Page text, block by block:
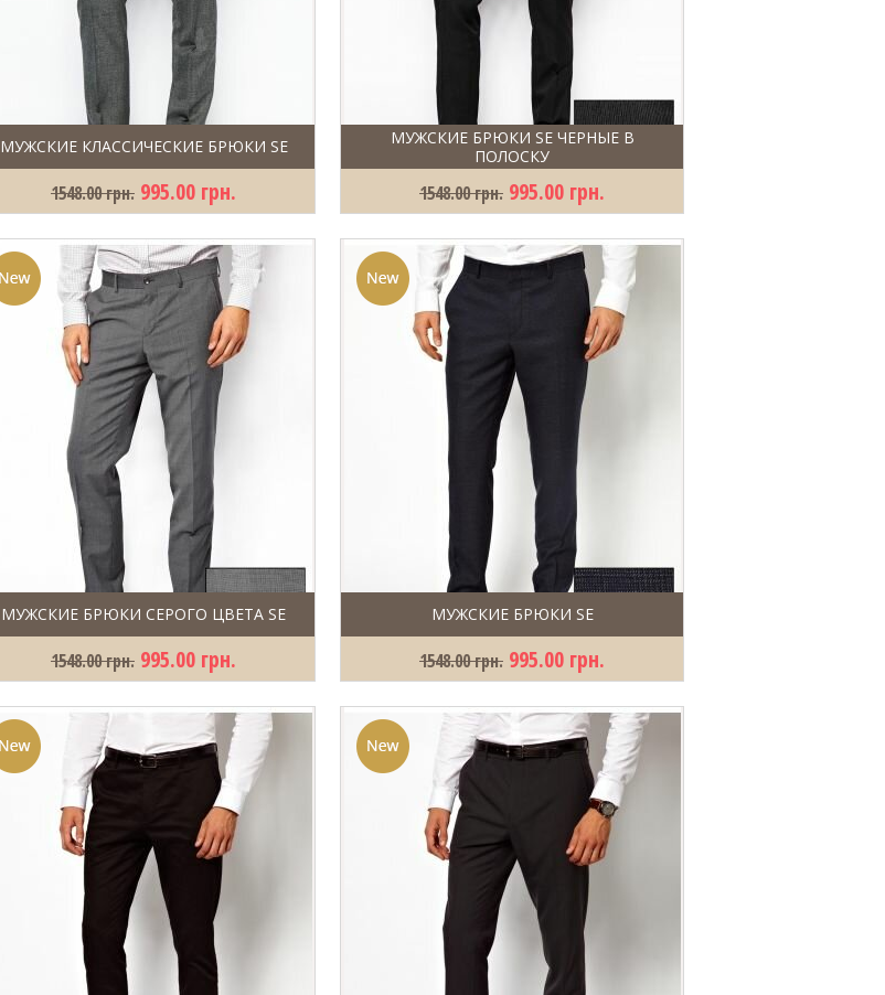
МУЖСКИЕ КЛАССИЧЕСКИЕ БРЮКИ SE
1548.00 грн. 995.00 грн.
МУЖСКИЕ БРЮКИ SE ЧЕРНЫЕ В
ПОЛОСКУ
1548.00 грн. 995.00 грн.
МУЖСКИЕ БРЮКИ СЕРОГО ЦВЕТА SE
1548.00 грн. 995.00 грн.
МУЖСКИЕ БРЮКИ SE
1548.00 грн. 995.00 грн.